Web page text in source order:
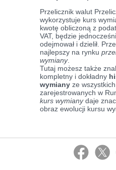
Przelicznik walut
wykorzystuje kurs
kwotę obliczoną z
VAT, będzie
odejmował i dzielił.
najlepszy na rynku
wymiany.
Tutaj możesz także
kompletny i dokładny
wymiany ze
zarejestrowanych w
kurs wymianydaje
obraz ewolucji kursu